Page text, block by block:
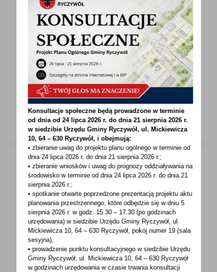
21 - 02 - 2023
Dorabiałeś w ubiegłym roku do renty lub
wcześniejszej emerytury? Rozlicz się z ZUS.
Renciści i wcześniejsi emeryci, którzy
w ubiegłym roku dorabiali do swoich
świadczeń, muszą...
21 - 02 - 2023
Od 1 marca emerytury i renty wyższe o 14,8
proc.
Świadczenia emerytalno-rentowe wypłacane
przez ZUS co roku są waloryzowane. 1 marca
wzrosną o 14,8...
Konsultacje społeczne będą prowadzone w terminie
od dnia od 24 lipca 2026 r. do dnia 21 sierpnia 2026 r.
w siedzibie Urzędu Gminy Ryczywół, ul. Mickiewicza
10, 64 – 630 Ryczywół, i obejmują:
• zbieranie uwag do projektu planu ogólnego w terminie od
dnia 24 lipca 2026 r. do dnia 21 sierpnia 2026 r.;
• zbieranie wniosków i uwag do prognozy oddziaływania na
środowisko w terminie od dnia 24 lipca 2026 r. do dnia 21
sierpnia 2026 r.;
• spotkanie otwarte poprzedzone prezentacją projektu aktu
planowania przestrzennego, które odbędzie się w dniu 5
sierpnia 2026 r.w godz. 15.30 – 17.30 (po godzinach
urzędowania) w siedzibie Urzędu Gminy Ryczywół, ul.
Mickiewicza 10, 64 – 630 Ryczywół, pokójnumer 19 (sala
sesyjna),
• prowadzenie punktu konsultacyjnego w siedzibie Urzędu
Gminy Ryczywół, ul. Mickiewicza 10, 64 – 630 Ryczywół
w godzinachurzędowania w czasie trwania konsultacji